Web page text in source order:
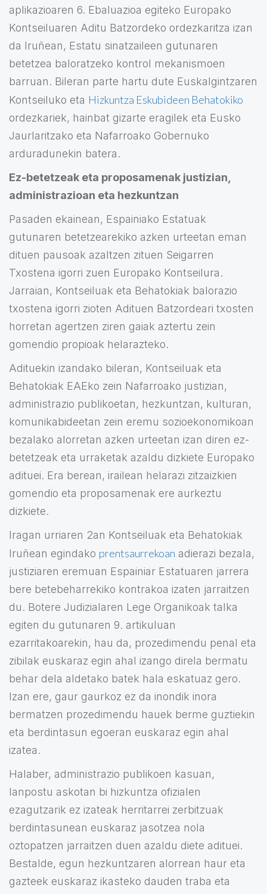
aplikazioaren 6. Ebaluazioa egiteko Europako
Kontseiluaren Aditu Batzordeko ordezkaritza izan
da Iruñean, Estatu sinatzaileen gutunaren
betetzea baloratzeko kontrol mekanismoen
barruan. Bileran parte hartu dute Euskalgintzaren
Kontseiluko eta Hizkuntza Eskubideen Behatokiko
ordezkariek, hainbat gizarte eragilek eta Eusko
Jaurlaritzako eta Nafarroako Gobernuko
arduradunekin batera.
Ez-betetzeak eta proposamenak justizian,
administrazioan eta hezkuntzan
Pasaden ekainean, Espainiako Estatuak
gutunaren betetzearekiko azken urteetan eman
dituen pausoak azaltzen zituen Seigarren
Txostena igorri zuen Europako Kontseilura.
Jarraian, Kontseiluak eta Behatokiak balorazio
txostena igorri zioten Adituen Batzordeari txosten
horretan agertzen ziren gaiak aztertu zein
gomendio propioak helarazteko.
Adituekin izandako bileran, Kontseiluak eta
Behatokiak EAEko zein Nafarroako justizian,
administrazio publikoetan, hezkuntzan, kulturan,
komunikabideetan zein eremu sozioekonomikoan
bezalako alorretan azken urteetan izan diren ez-
betetzeak eta urraketak azaldu dizkiete Europako
adituei. Era berean, irailean helarazi zitzaizkien
gomendio eta proposamenak ere aurkeztu
dizkiete.
Iragan urriaren 2an Kontseiluak eta Behatokiak
Iruñean egindako prentsaurrekoan adierazi bezala,
justiziaren eremuan Espainiar Estatuaren jarrera
bere betebeharrekiko kontrakoa izaten jarraitzen
du. Botere Judizialaren Lege Organikoak talka
egiten du gutunaren 9. artikuluan
ezarritakoarekin, hau da, prozedimendu penal eta
zibilak euskaraz egin ahal izango direla bermatu
behar dela aldetako batek hala eskatuaz gero.
Izan ere, gaur gaurkoz ez da inondik inora
bermatzen prozedimendu hauek berme guztiekin
eta berdintasun egoeran euskaraz egin ahal
izatea.
Halaber, administrazio publikoen kasuan,
lanpostu askotan bi hizkuntza ofizialen
ezagutzarik ez izateak herritarrei zerbitzuak
berdintasunean euskaraz jasotzea nola
oztopatzen jarraitzen duen azaldu diete adituei.
Bestalde, egun hezkuntzaren alorrean haur eta
gazteek euskaraz ikasteko dauden traba eta